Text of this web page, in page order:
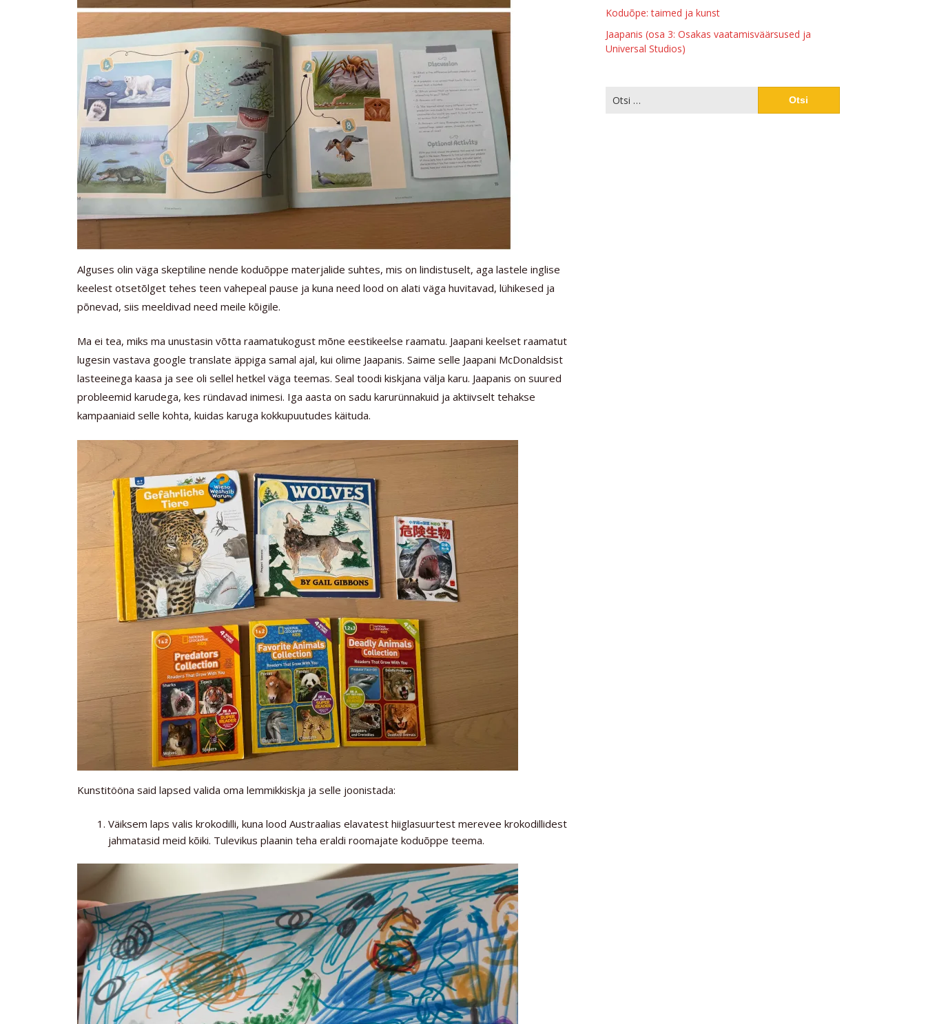
Alguses olin väga skeptiline nende koduõppe materjalide suhtes, mis on lindistuselt, aga lastele inglise
keelest otsetõlget tehes teen vahepeal pause ja kuna need lood on alati väga huvitavad, lühikesed ja
põnevad, siis meeldivad need meile kõigile.
Ma ei tea, miks ma unustasin võtta raamatukogust mõne eestikeelse raamatu. Jaapani keelset raamatut
lugesin vastava google translate äppiga samal ajal, kui olime Jaapanis. Saime selle Jaapani McDonaldsist
lasteeinega kaasa ja see oli sellel hetkel väga teemas. Seal toodi kiskjana välja karu. Jaapanis on suured
probleemid karudega, kes ründavad inimesi. Iga aasta on sadu karurünnakuid ja aktiivselt tehakse
kampaaniaid selle kohta, kuidas karuga kokkupuutudes käituda.
Kunstitööna said lapsed valida oma lemmikkiskja ja selle joonistada:
Väiksem laps valis krokodilli, kuna lood Austraalias elavatest hiiglasuurtest merevee krokodillidest
jahmatasid meid kõiki. Tulevikus plaanin teha eraldi roomajate koduõppe teema.
Koduõpe: taimed ja kunst
Jaapanis (osa 3: Osakas vaatamisväärsused ja
Universal Studios)